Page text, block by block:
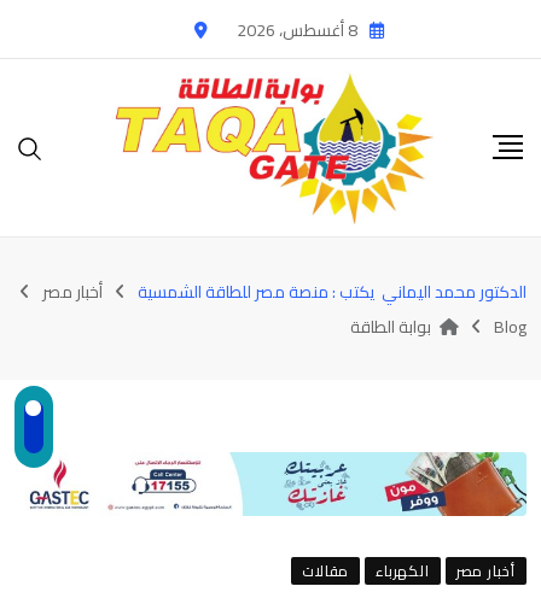
to
8 أغسطس، 2026
الدكتور محمد اليماني يكتب : منصة مصر للطاقة الشمسية
أخبار مصر
Blog
بوابة الطاقة
أخبار مصر الكهرباء مقالات